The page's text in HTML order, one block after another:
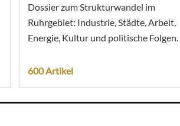
Dossier zum Strukturwandel im
Ruhrgebiet: Industrie, Städte, Arbeit,
Energie, Kultur und politische Folgen.
600 Artikel